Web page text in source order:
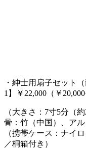
・紳士用扇子セット
1】￥22,000（￥
（大きさ：7寸5分（
骨：竹（中国）、ア
（携帯ケース：ナイ
／桐箱付き）